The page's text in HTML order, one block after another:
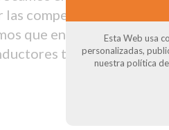
competencias
que en ocasiones
tienen derecho a
Esta Web usa
personalizadas,
nuestra política